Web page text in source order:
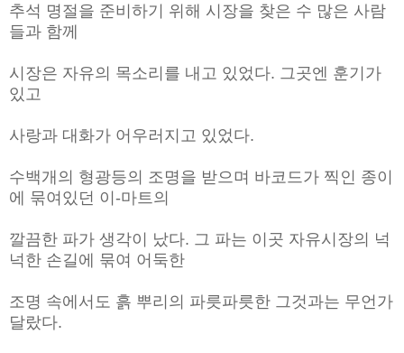
추석 명절을 준비하기 위해 시장을 찾은 수 많은 사람
들과 함께
시장은 자유의 목소리를 내고 있었다. 그곳엔 훈기가
있고
사랑과 대화가 어우러지고 있었다.
수백개의 형광등의 조명을 받으며 바코드가 찍인 종이
에 묶여있던 이-마트의
깔끔한 파가 생각이 났다. 그 파는 이곳 자유시장의 넉
넉한 손길에 묶여 어둑한
조명 속에서도 흙 뿌리의 파릇파릇한 그것과는 무언가
달랐다.